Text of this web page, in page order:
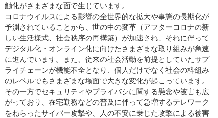
触化がさまざまな面で生じています。
コロナウイルスによる影響の全世界的な拡大や事態の長期化が
予測されていることから、世の中の変革（アフターコロナの新
しい生活様式、社会秩序の再構築）が加速され、それに伴って
デジタル化・オンライン化に向けたさまざまな取り組みが急速
に進んでいます。また、従来の社会活動を前提としていたサプ
ライチェーンが機能不全となり、個人だけでなく社会の枠組み
のレベルでもさまざまな場面で大きな変化が起こっています。
その一方でセキュリティやプライバシに関する懸念や被害も広
がっており、在宅勤務などの普及に伴って急増するテレワーク
をねらったサイバー攻撃や、人の不安に乗じた攻撃による被害